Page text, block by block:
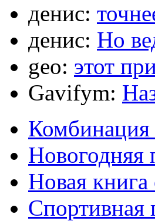
денис:
денис: Но
geo: этот
Gavifym:
Комбинация
Новогодняя
Новая
Спортивная